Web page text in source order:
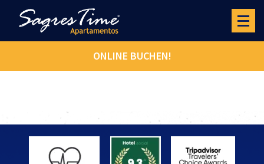
ONLINE BUCHEN!